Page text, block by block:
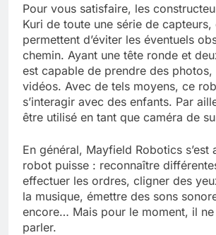
Pour vous satisfaire, les
Kuri de toute une série de capteurs,
permettent d’éviter les éventuels
chemin. Ayant une tête ronde et
est capable de prendre des photos,
vidéos. Avec de tels moyens, ce
s’interagir avec des enfants. Par
être utilisé en tant que caméra de
En général, Mayfield Robotics s’est
robot puisse : reconnaître
effectuer les ordres, cligner des
la musique, émettre des sons
encore… Mais pour le moment, il
parler.